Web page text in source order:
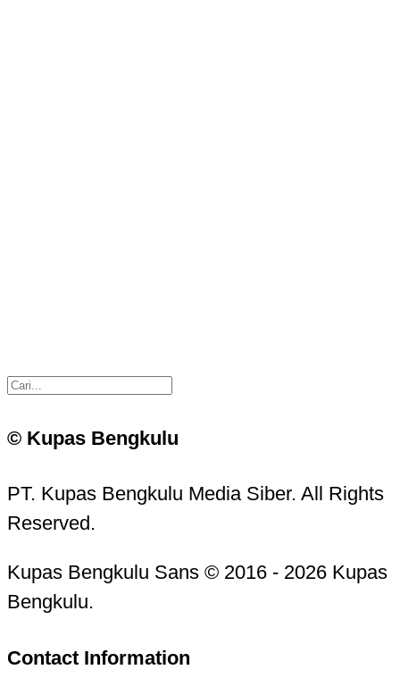
© Kupas Bengkulu
PT. Kupas Bengkulu Media Siber. All Rights
Reserved.
Kupas Bengkulu Sans © 2016 - 2026 Kupas
Bengkulu.
Contact Information